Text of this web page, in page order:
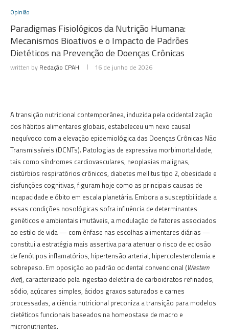
Opinião
Paradigmas Fisiológicos da Nutrição Humana:
Mecanismos Bioativos e o Impacto de Padrões
Dietéticos na Prevenção de Doenças Crônicas
written by Redação CPAH 16 de junho de 2026
A transição nutricional contemporânea, induzida pela ocidentalização
dos hábitos alimentares globais, estabeleceu um nexo causal
inequívoco com a elevação epidemiológica das Doenças Crônicas Não
Transmissíveis (DCNTs). Patologias de expressiva morbimortalidade,
tais como síndromes cardiovasculares, neoplasias malignas,
distúrbios respiratórios crônicos, diabetes mellitus tipo 2, obesidade e
disfunções cognitivas, figuram hoje como as principais causas de
incapacidade e óbito em escala planetária. Embora a susceptibilidade a
essas condições nosológicas sofra influência de determinantes
genéticos e ambientais imutáveis, a modulação de fatores associados
ao estilo de vida — com ênfase nas escolhas alimentares diárias —
constitui a estratégia mais assertiva para atenuar o risco de eclosão
de fenótipos inflamatórios, hipertensão arterial, hipercolesterolemia e
sobrepeso. Em oposição ao padrão ocidental convencional (Western
diet), caracterizado pela ingestão deletéria de carboidratos refinados,
sódio, açúcares simples, ácidos graxos saturados e carnes
processadas, a ciência nutricional preconiza a transição para modelos
dietéticos funcionais baseados na homeostase de macro e
micronutrientes.